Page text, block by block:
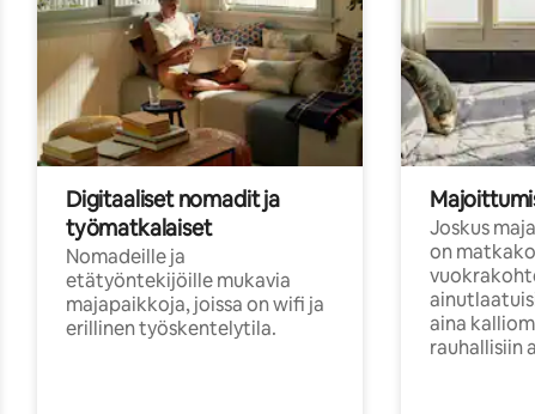
Digitaaliset nomadit ja
työmatkalaiset
Nomadeille ja
etätyöntekijöille mukavia
majapaikkoja, joissa on wifi ja
erillinen työskentelytila.
Joskus
on
aina
rauhallisiin